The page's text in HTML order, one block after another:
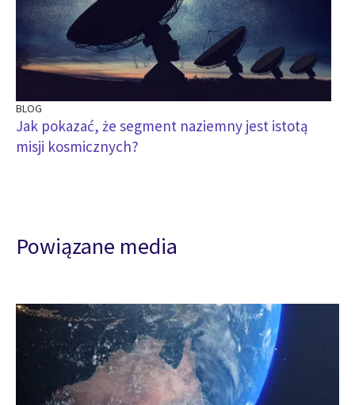
BLOG
Jak pokazać, że segment naziemny jest istotą
misji kosmicznych?
Powiązane media